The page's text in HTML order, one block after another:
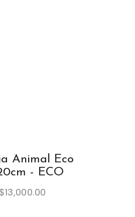
Animal Eco
- ECO
$13,000.00